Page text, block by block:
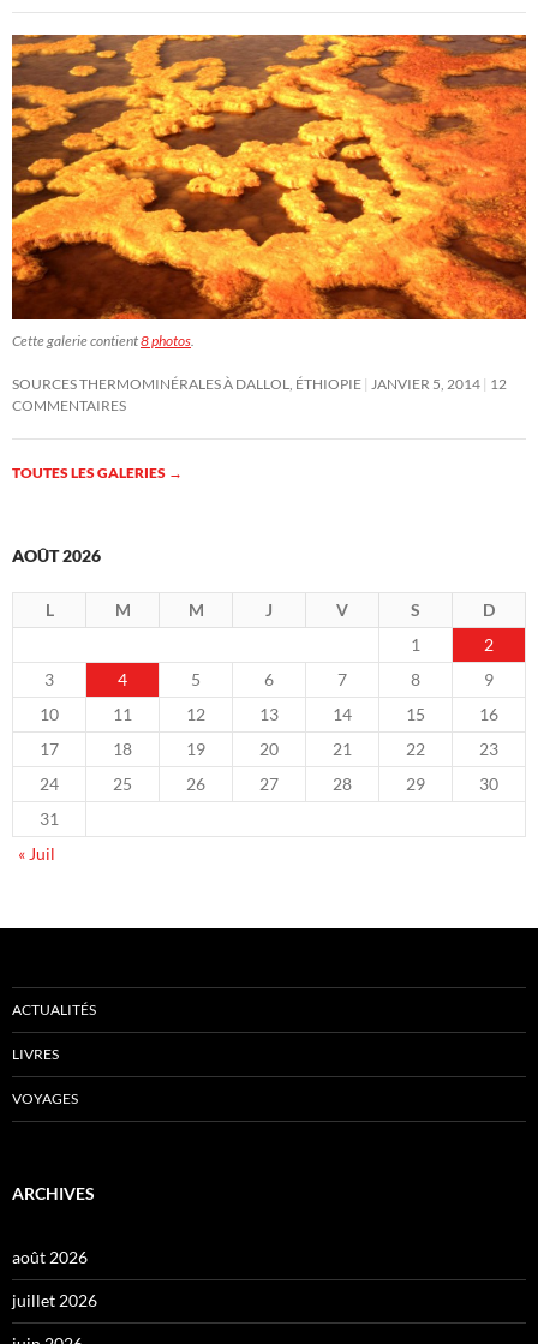
Cette galerie contient8 photos.
SOURCES THERMOMINÉRALES À DALLOL, ÉTHIOPIE JANVIER 5, 2014 12
COMMENTAIRES
TOUTES LES GALERIES →
AOÛT 2026
L M M J V S
D
1
2
3
4 5 6 7 8
9
10
11 12 13 14 15
16
17
18 19 20 21 22
23
24
25 26 27 28 29
30
31
« Juil
ACTUALITÉS
LIVRES
VOYAGES
ARCHIVES
août 2026
juillet 2026